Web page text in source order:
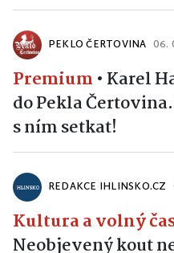
PEKLO ČERTOVINA 06.
Premium • Karel
do Pekla
s ním setkat!
REDAKCE IHLINSKO.CZ
Kultura a volný
Neobjevený kout